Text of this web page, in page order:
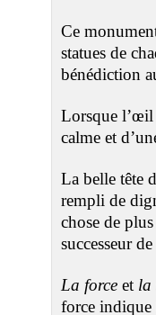
Ce
statues de
bénédiction
Lorsque l’œil
calme et
La belle tête
rempli de
chose de
successeur
La force et la
force indique